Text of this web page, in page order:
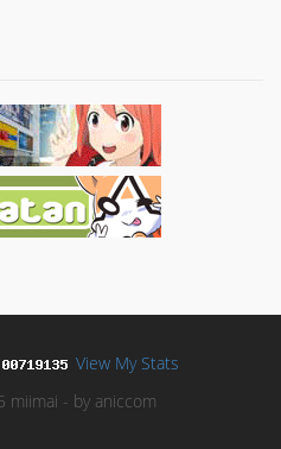
View My Stats
miimai - by aniccom